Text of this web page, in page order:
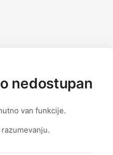
nedostupan
van funkcije.